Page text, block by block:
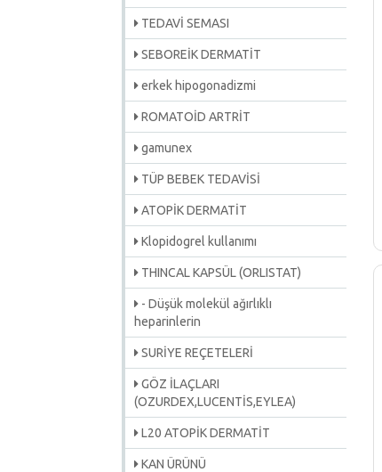
TEDAVİ SEMASI
SEBOREİK DERMATİT
erkek hipogonadizmi
ROMATOİD ARTRİT
gamunex
TÜP BEBEK TEDAVİSİ
ATOPİK DERMATİT
Klopidogrel kullanımı
THINCAL KAPSÜL (ORLISTAT)
- Düşük molekül ağırlıklı
heparinlerin
SURİYE REÇETELERİ
GÖZ İLAÇLARI
(OZURDEX,LUCENTİS,EYLEA)
L20 ATOPİK DERMATİT
KAN ÜRÜNÜ